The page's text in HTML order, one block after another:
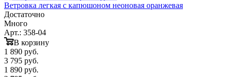
Ветровка легкая с капюшоном неоновая оранжевая
Достаточно
Много
Арт.: 358-04
В корзину
1 890 руб.
3 795 руб.
1 890 руб.